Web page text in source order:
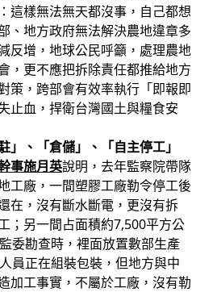
這樣無法無天都沒事，自己都想
、地方政府無法解決農地違章多
反增，地球公民呼籲，處理農地
，更不應把拆除責任都推給地方
策，跨部會有效率執行「即報即
止血，捍衛台灣國土與糧食安
」、「倉儲」、「自主停工」
事施月英說明，去年監察院帶隊
工廠，一間塑膠工廠勒令停工後
在，沒有斷水斷電，更沒有拆
；另一間占面積約7,500平方公
委勘查時，裡面放置數部生產
員正在組裝包裝，但地方與中
加工事實，不屬於工廠，沒有勒